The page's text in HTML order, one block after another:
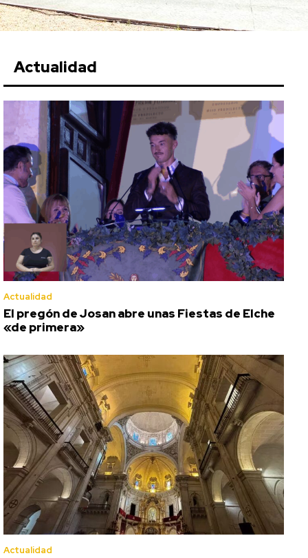
Actualidad
Actualidad
El pregón de Josan abre unas Fiestas de Elche
«de primera»
Actualidad